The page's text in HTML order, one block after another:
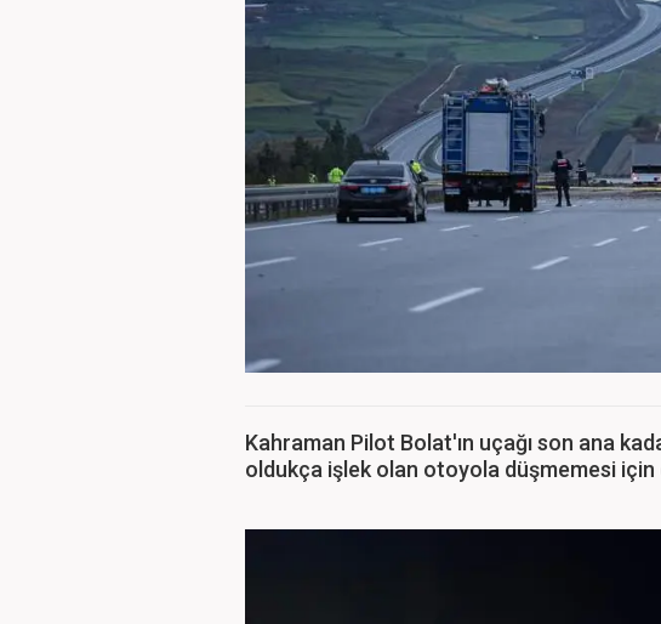
Kahraman Pilot Bolat'ın uçağı son ana
oldukça işlek olan otoyola düşmemesi için